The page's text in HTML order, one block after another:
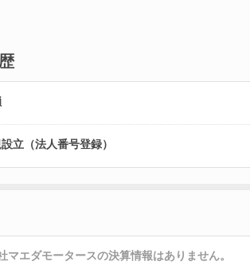
立（法人番号登録）
マエダモータースの決算情報はありません。